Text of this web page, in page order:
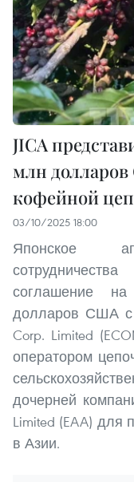
JICA
млн
кофейной
03/10/2025 18:00
Японское
соглашение
долларов США с
Corp. Limited
оператором
дочерней
Limited (EAA) для
в Азии.